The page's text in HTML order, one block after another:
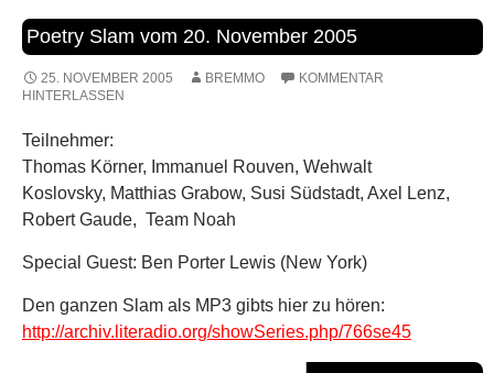
Poetry Slam vom 20. November 2005
25. NOVEMBER 2005 BREMMO
KOMMENTAR
HINTERLASSEN
Teilnehmer:
Thomas Körner, Immanuel Rouven, Wehwalt
Koslovsky, Matthias Grabow, Susi Südstadt, Axel Lenz,
Robert Gaude, Team Noah
Special Guest: Ben Porter Lewis (New York)
Den ganzen Slam als MP3 gibts hier zu hören:
http://archiv.literadio.org/showSeries.php/766se45